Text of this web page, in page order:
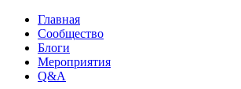
Главная
Сообщество
Блоги
Мероприятия
Q&A